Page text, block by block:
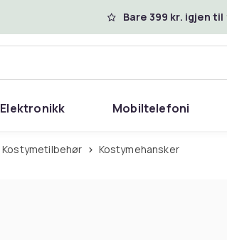
Bare 399 kr. igjen
Elektronikk Mobiltelefoni
Kostymetilbehør Kostymehansker